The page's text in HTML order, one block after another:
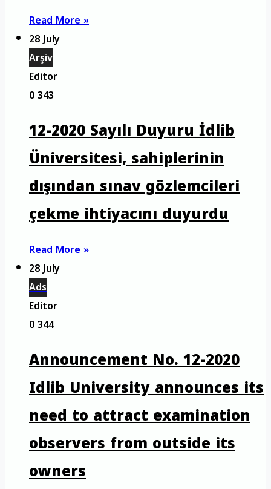
Read More »
28 July
Arşiv
Editor
0343
12-2020 Sayılı Duyuru İdlib
Üniversitesi, sahiplerinin
dışından sınav gözlemcileri
çekme ihtiyacını duyurdu
Read More »
28 July
Ads
Editor
0344
Announcement No. 12-2020
Idlib University announces its
need to attract examination
observers from outside its
owners